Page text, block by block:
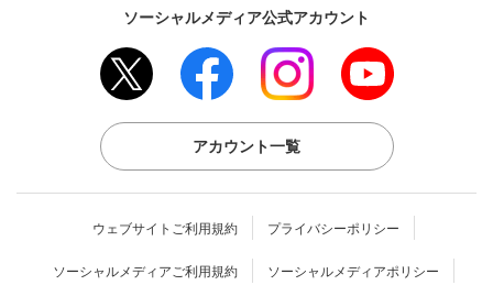
ソーシャルメディア公式アカウント
アカウント一覧
ウェブサイトご利用規約 プライバシーポリシー
ソーシャルメディアご利用規約 ソーシャルメディアポリシー